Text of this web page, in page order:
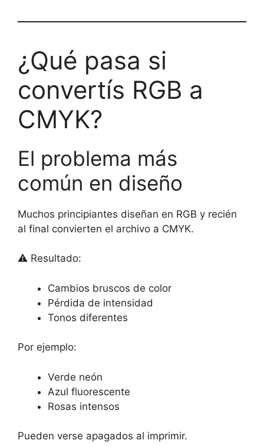
¿Qué pasa si
convertís RGB a
CMYK?
El problema más
común en diseño
Muchos principiantes diseñan en RGB y recién
al final convierten el archivo a CMYK.
⚠️ Resultado:
Cambios bruscos de color
Pérdida de intensidad
Tonos diferentes
Por ejemplo:
Verde neón
Azul fluorescente
Rosas intensos
Pueden verse apagados al imprimir.